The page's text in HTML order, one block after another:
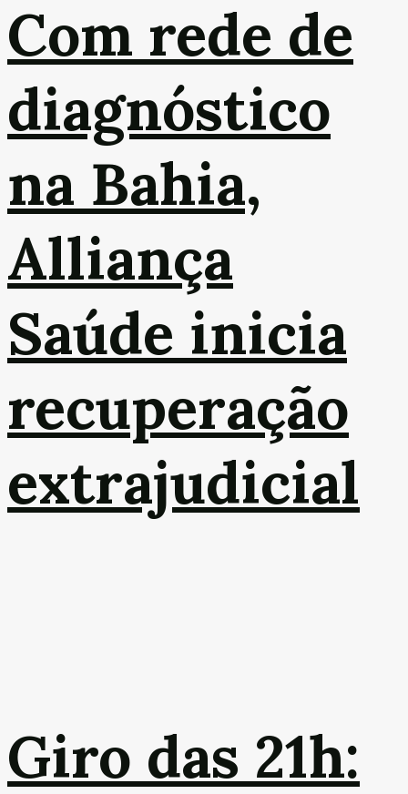
Com rede de
diagnóstico
na Bahia,
Alliança
Saúde inicia
recuperação
extrajudicial
Giro das 21h: